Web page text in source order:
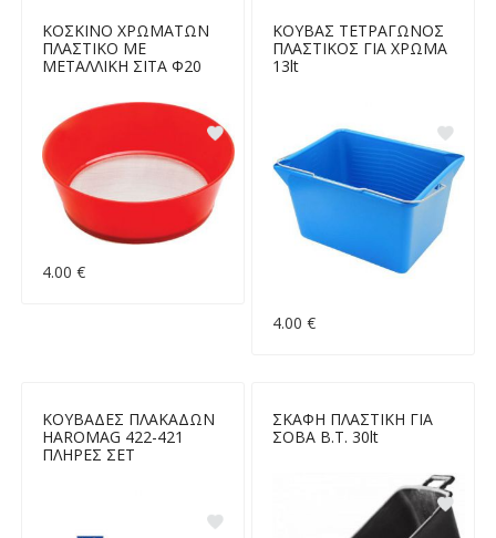
ΚΟΣΚΙΝΟ ΧΡΩΜΑΤΩΝ
ΠΛΑΣΤΙΚΟ ΜΕ
ΜΕΤΑΛΛΙΚΗ ΣΙΤΑ Φ20
4.00 €
ΚΟΥΒΑΣ ΤΕΤΡΑΓΩΝΟΣ
ΠΛΑΣΤΙΚΟΣ ΓΙΑ ΧΡΩΜΑ
13lt
4.00 €
ΚΟΥΒΑΔΕΣ ΠΛΑΚΑΔΩΝ
HAROMAG 422-421
ΠΛΗΡΕΣ ΣΕΤ
ΣΚΑΦΗ ΠΛΑΣΤΙΚΗ ΓΙΑ
ΣΟΒΑ Β.Τ. 30lt